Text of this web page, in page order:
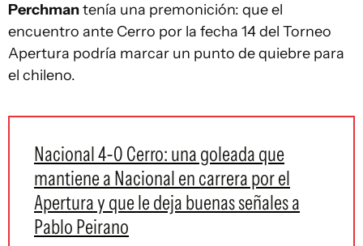
Perchmantenía una premonición: que el
encuentro ante Cerro por la fecha 14 del Torneo
Apertura podría marcar un punto de quiebre para
el chileno.
Nacional 4-0 Cerro: una goleada que
mantiene a Nacional en carrera por el
Apertura y que le deja buenas señales a
Pablo Peirano